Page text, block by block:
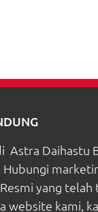
Astra Daihastu
Hubungi
yang telah
website kami,